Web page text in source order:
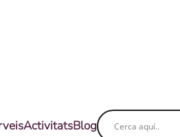
ActivitatsBlog